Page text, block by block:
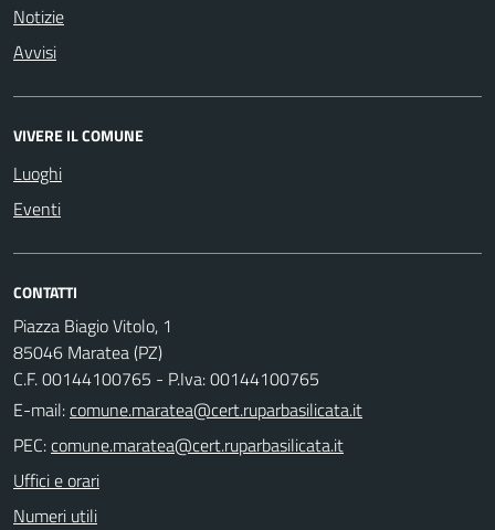
Notizie
Avvisi
VIVERE IL COMUNE
Luoghi
Eventi
CONTATTI
Piazza Biagio Vitolo, 1
85046 Maratea (PZ)
C.F. 00144100765 - P.Iva: 00144100765
E-mail:
PEC:
Uffici e orari
Numeri utili